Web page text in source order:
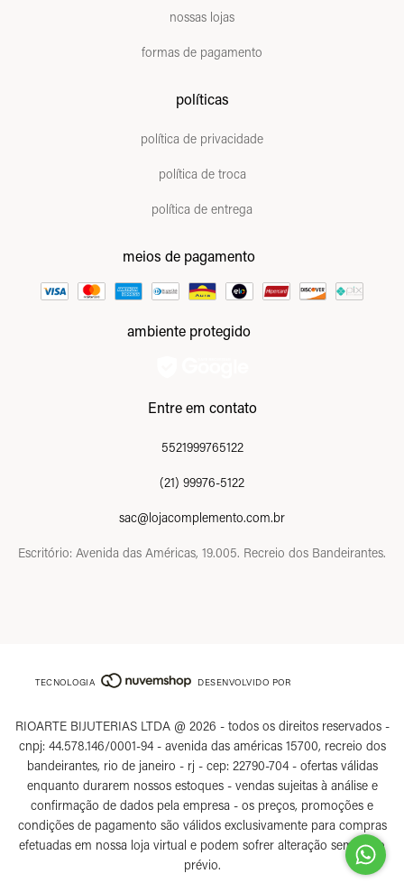
nossas lojas
formas de pagamento
políticas
política de privacidade
política de troca
política de entrega
meios de pagamento
ambiente protegido
Entre em contato
5521999765122
(21) 99976-5122
sac@lojacomplemento.com.br
Escritório: Avenida das Américas, 19.005. Recreio dos Bandeirantes.
TECNOLOGIA DESENVOLVIDO POR
RIOARTE BIJUTERIAS LTDA @ 2026 - todos os direitos reservados -
cnpj: 44.578.146/0001-94 - avenida das américas 15700, recreio dos
bandeirantes, rio de janeiro - rj - cep: 22790-704 - ofertas válidas
enquanto durarem nossos estoques - vendas sujeitas à análise e
confirmação de dados pela empresa - os preços, promoções e
condições de pagamento são válidos exclusivamente para compras
efetuadas em nossa loja virtual e podem sofrer alteração sem aviso
prévio.